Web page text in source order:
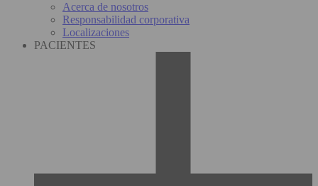
Acerca de nosotros
Responsabilidad corporativa
Localizaciones
PACIENTES